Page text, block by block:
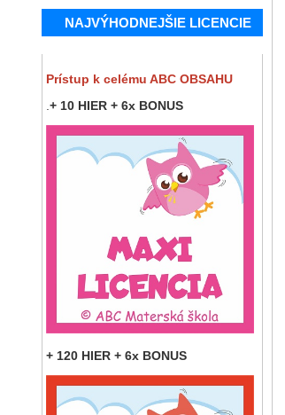
NAJVÝHODNEJŠIE LICENCIE
Prístup k celému ABC OBSAHU
+ 10 HIER + 6x BONUS
+ 120 HIER + 6x BONUS